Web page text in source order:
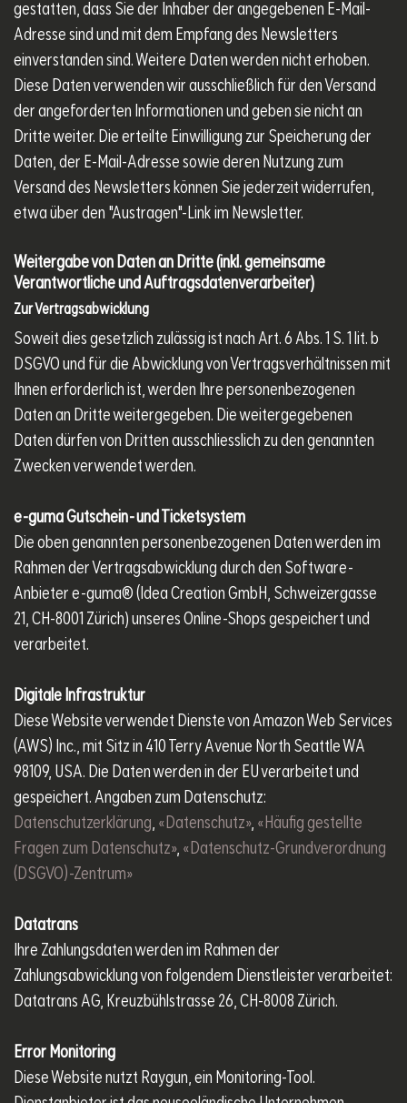
gestatten, dass Sie der Inhaber der angegebenen E-Mail-
Adresse sind und mit dem Empfang des Newsletters
einverstanden sind. Weitere Daten werden nicht erhoben.
Diese Daten verwenden wir ausschließlich für den Versand
der angeforderten Informationen und geben sie nicht an
Dritte weiter. Die erteilte Einwilligung zur Speicherung der
Daten, der E-Mail-Adresse sowie deren Nutzung zum
Versand des Newsletters können Sie jederzeit widerrufen,
etwa über den "Austragen"-Link im Newsletter.
Weitergabe von Daten an Dritte (inkl. gemeinsame
Verantwortliche und Auftragsdatenverarbeiter)
Zur Vertragsabwicklung
Soweit dies gesetzlich zulässig ist nach Art. 6 Abs. 1 S. 1 lit. b
DSGVO und für die Abwicklung von Vertragsverhältnissen mit
Ihnen erforderlich ist, werden Ihre personenbezogenen
Daten an Dritte weitergegeben. Die weitergegebenen
Daten dürfen von Dritten ausschliesslich zu den genannten
Zwecken verwendet werden.
e-guma Gutschein- und Ticketsystem
Die oben genannten personenbezogenen Daten werden im
Rahmen der Vertragsabwicklung durch den Software-
Anbieter e-guma® (Idea Creation GmbH, Schweizergasse
21, CH-8001 Zürich) unseres Online-Shops gespeichert und
verarbeitet.
Digitale Infrastruktur
Diese Website verwendet Dienste von Amazon Web Services
(AWS) Inc., mit Sitz in 410 Terry Avenue North Seattle WA
98109, USA. Die Daten werden in der EU verarbeitet und
gespeichert. Angaben zum Datenschutz:
Datenschutzerklärung, «Datenschutz», «Häufig gestellte
Fragen zum Datenschutz», «Datenschutz-Grundverordnung
(DSGVO)-Zentrum»
Datatrans
Ihre Zahlungsdaten werden im Rahmen der
Zahlungsabwicklung von folgendem Dienstleister verarbeitet:
Datatrans AG, Kreuzbühlstrasse 26, CH-8008 Zürich.
Error Monitoring
Diese Website nutzt Raygun, ein Monitoring-Tool.